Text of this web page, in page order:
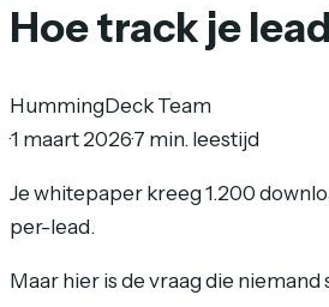
Hoe track je
HummingDeck Team
·1 maart 2026·7 min. leestijd
Je whitepaper kreeg 1.200
per-lead.
Maar hier is de vraag die niemand